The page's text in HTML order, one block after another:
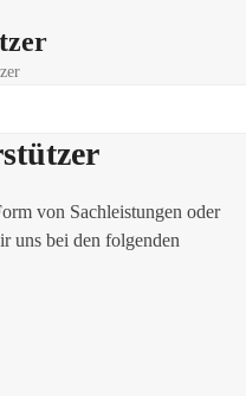
von Sachleistungen oder
uns bei den folgenden